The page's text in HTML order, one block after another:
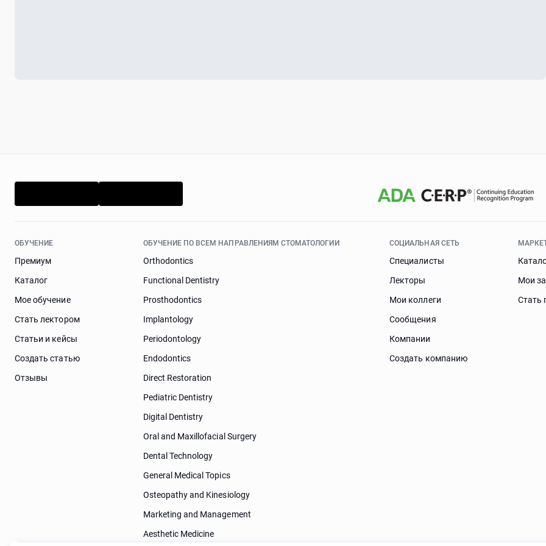
ОБУЧЕНИЕ
Премиум
Каталог
Мое обучение
Стать лектором
Статьи и кейсы
Cоздать статью
Отзывы
ОБУЧЕНИЕ ПО ВСЕМ НАПРАВЛЕНИЯМ СТОМАТОЛОГИИ
Orthodontics
Functional Dentistry
Prosthodontics
Implantology
Periodontology
Endodontics
Direct Restoration
Pediatric Dentistry
Digital Dentistry
Oral and Maxillofacial Surgery
Dental Technology
General Medical Topics
Osteopathy and Kinesiology
Marketing and Management
Aesthetic Medicine
СОЦИАЛЬНАЯ СЕТЬ
Специалисты
Лекторы
Мои коллеги
Сообщения
Компании
Создать компанию
Мои
Стать